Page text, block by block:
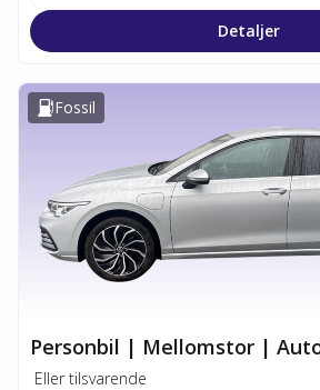
Detaljer
Fossil
Personbil | Mellomstor |
Eller tilsvarende